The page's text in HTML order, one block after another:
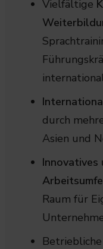
Vielfältige
durch
Asien und
Innovatives
Raum für